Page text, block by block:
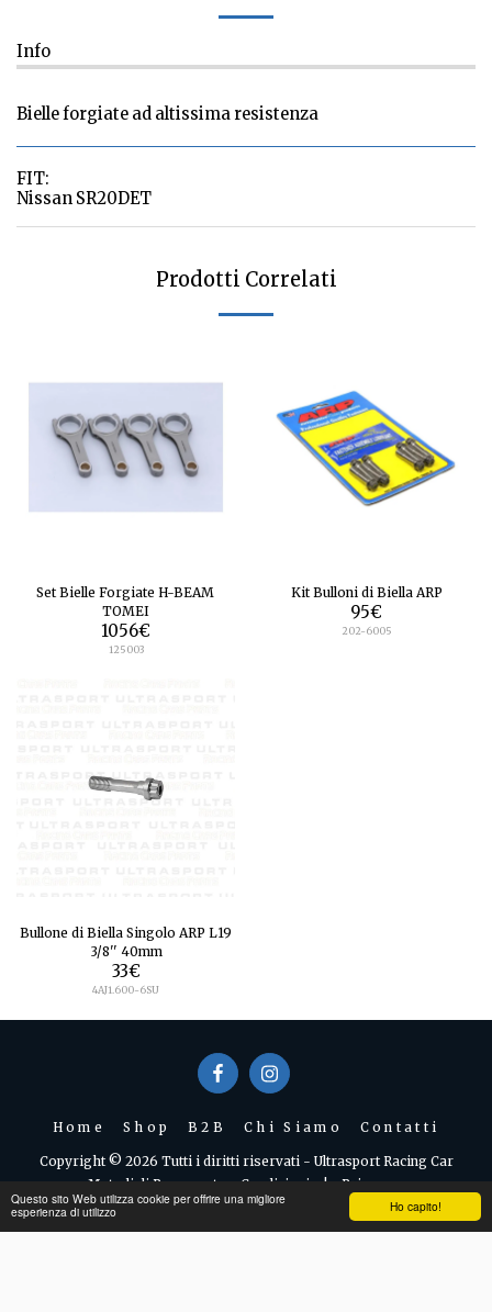
Ho capito!
Questo sito Web utilizza cookie per offrire una migliore
esperienza di utilizzo
Info
Bielle forgiate ad altissima resistenza
FIT:
Nissan SR20DET
Prodotti Correlati
Set Bielle Forgiate H-BEAM
TOMEI
1056€
125003
Kit Bulloni di Biella ARP
95€
202-6005
Bullone di Biella Singolo ARP L19
3/8'' 40mm
33€
4AJ1.600-6SU
Home Shop B2B Chi Siamo Contatti
Copyright © 2026 Tutti i diritti riservati - Ultrasport Racing Car
Metodi di Pagamento e Condizioni|Privacy